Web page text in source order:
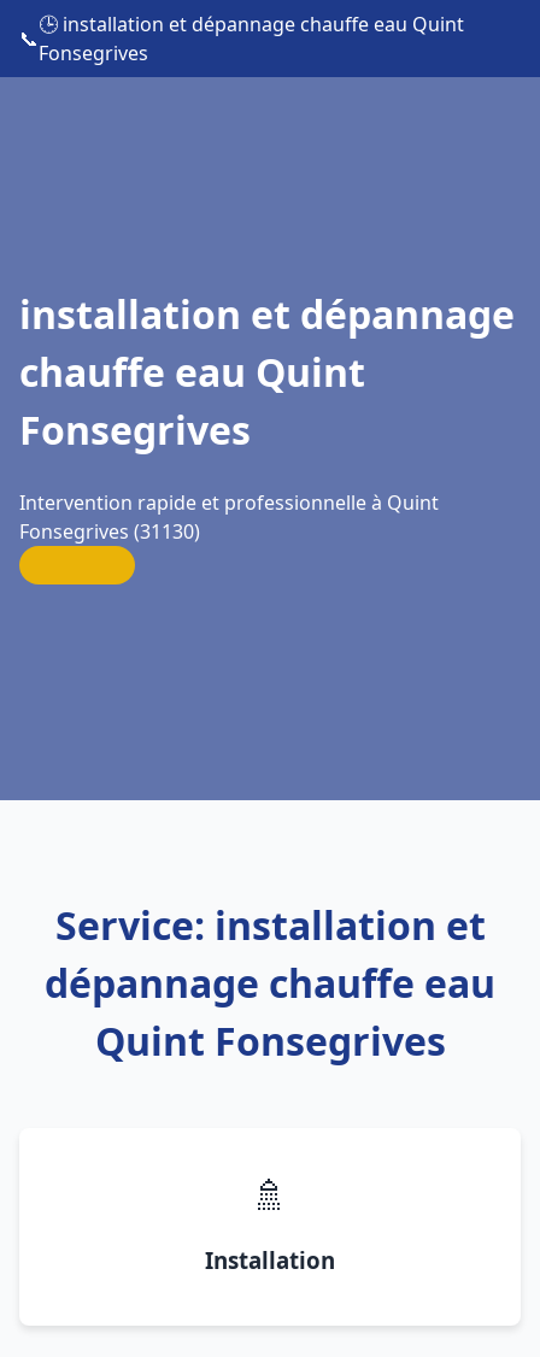
📞
🕒 installation et dépannage chauffe eau Quint
Fonsegrives
installation et dépannage
chauffe eau Quint
Fonsegrives
Intervention rapide et professionnelle à Quint
Fonsegrives (31130)
Service: installation et
dépannage chauffe eau
Quint Fonsegrives
🚿
Installation